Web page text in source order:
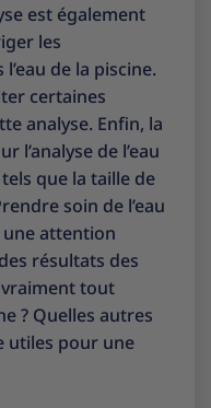
est également
les
de la piscine.
certaines
analyse. Enfin, la
l’analyse de l’eau
que la taille de
soin de l’eau
une attention
résultats des
vraiment tout
? Quelles autres
utiles pour une